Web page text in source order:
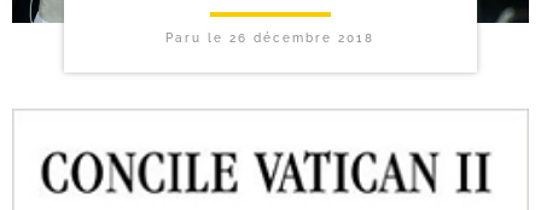
Paru le26 décembre 2018